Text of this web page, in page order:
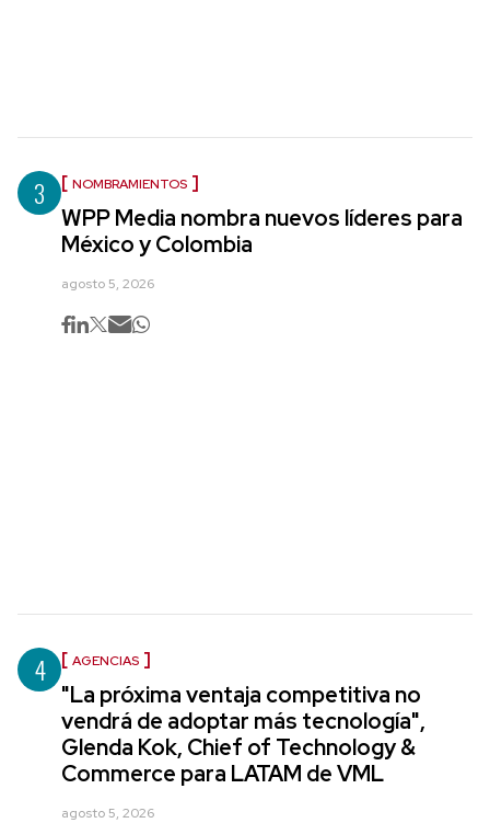
3 NOMBRAMIENTOS
WPP Media nombra nuevos líderes para
México y Colombia
agosto 5, 2026
4 AGENCIAS
"La próxima ventaja competitiva no
vendrá de adoptar más tecnología",
Glenda Kok, Chief of Technology &
Commerce para LATAM de VML
agosto 5, 2026